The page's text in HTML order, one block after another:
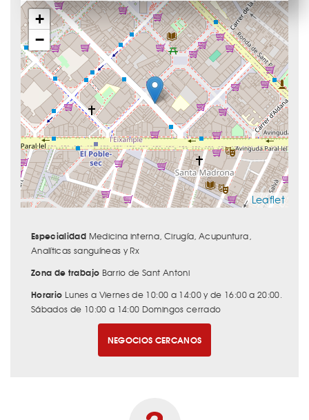
+
−
Leaflet
Especialidad Medicina interna, Cirugía, Acupuntura,
Analíticas sanguíneas y Rx
Zona de trabajo Barrio de Sant Antoni
Horario Lunes a Viernes de 10:00 a 14:00 y de 16:00 a 20:00.
Sábados de 10:00 a 14:00 Domingos cerrado
NEGOCIOS CERCANOS